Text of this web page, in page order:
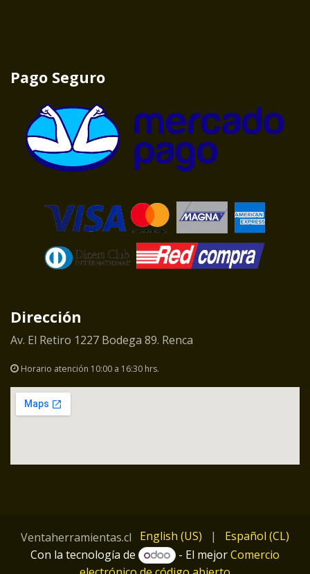
Pago Seguro
Dirección
Av. El Retiro 1227 Bodega 89. Renca
Horario atención 10:00 a 16:30 hrs.
Ventaherramientas.cl English (US) |
Español (CL)
Con la tecnología de
- El mejorComercio